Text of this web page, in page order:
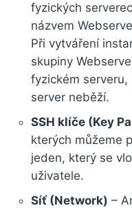
fyzických
názvem
Při vytváření
skupiny
fyzickém
server neběží.
SSH klíče (Key
kterých můžeme
jeden, který se
uživatele.
Síť (Network) –